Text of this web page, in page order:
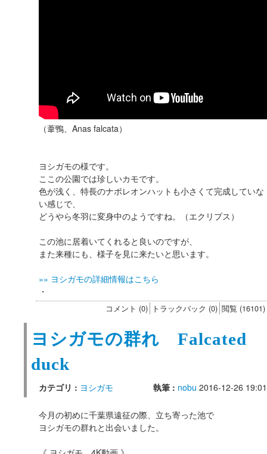
（葦鴨、Anas falcata）
ヨシガモの様です。
ここの公園では珍しいカモです。
色が浅く、特長のナポレオンハットも小さくて完成していな
い感じで、
どうやら冬羽に変身中のようですね。（エクリプス）
この池に居着いてくれると良いのですが、
また来種にも、様子を見に来たいと思います。
»» ヨシガモの詳細情報はこちら
・
コメント (0) トラックバック (0) 閲覧 (16101)
ヨシガモの群れ Falcated
duck
カテゴリ : ヨシガモ 執筆 : nobu 2016-12-26 19:01
今月の初めに千葉県遠征の際、立ち寄った池で
ヨシガモの群れと出会いました。